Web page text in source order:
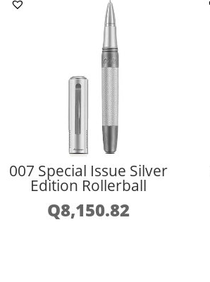
007 Special Issue Silver
Edition Rollerball
Q8,150.82